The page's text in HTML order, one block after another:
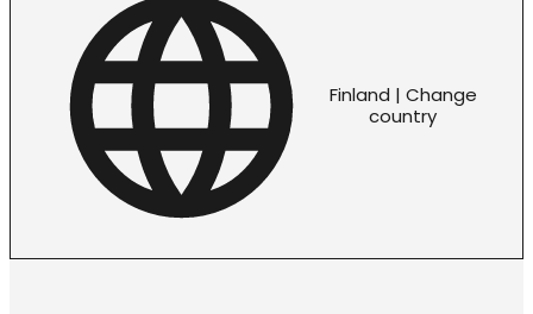
Finland | Change
country